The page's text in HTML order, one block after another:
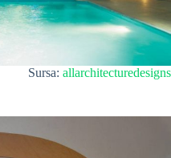
Sursa: allarchitecturedesigns